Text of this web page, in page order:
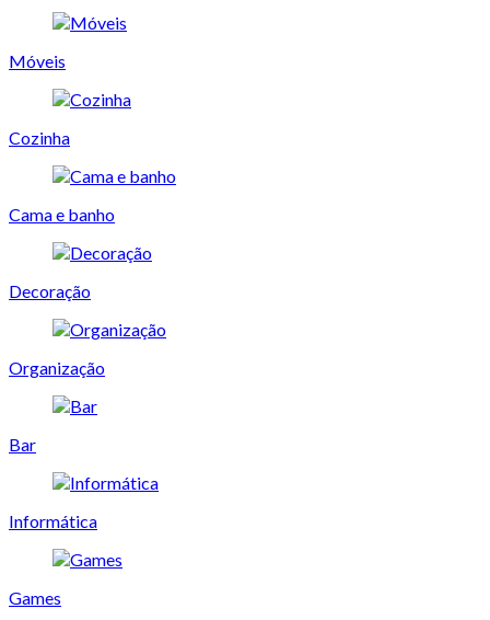
Móveis
Cozinha
Cama e banho
Decoração
Organização
Bar
Informática
Games